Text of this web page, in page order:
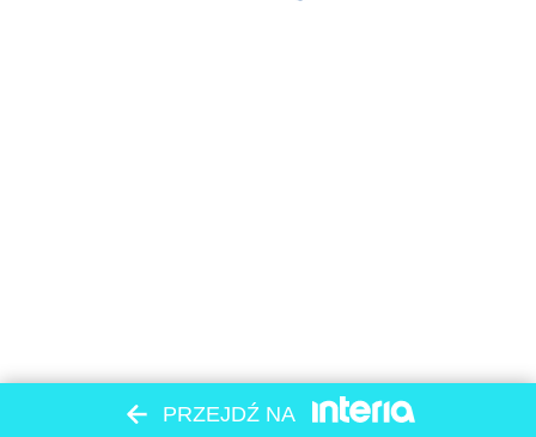
PRZEJDŹ NA